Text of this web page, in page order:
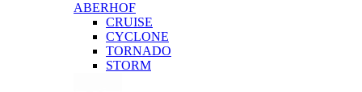
ABERHOF
CRUISE
CYCLONE
TORNADO
STORM